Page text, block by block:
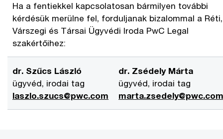
Ha a fentiekkel kapcsolatosan bármilyen további
kérdésük merülne fel, forduljanak bizalommal a Réti,
Várszegi és Társai Ügyvédi Iroda PwC Legal
szakértőihez:
dr. Szűcs László
ügyvéd, irodai tag
laszlo.szucs@pwc.com
dr. Zsédely Márta
ügyvéd, irodai tag
marta.zsedely@pwc.com